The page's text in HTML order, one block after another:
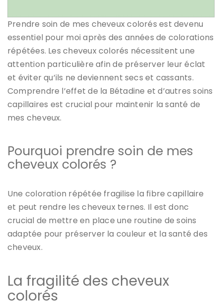
Prendre soin de mes cheveux colorés est devenu
essentiel pour moi après des années de colorations
répétées. Les cheveux colorés nécessitent une
attention particulière afin de préserver leur éclat
et éviter qu’ils ne deviennent secs et cassants.
Comprendre l’effet de la Bétadine et d’autres soins
capillaires est crucial pour maintenir la santé de
mes cheveux.
Pourquoi prendre soin de mes
cheveux colorés ?
Une coloration répétée fragilise la fibre capillaire
et peut rendre les cheveux ternes. Il est donc
crucial de mettre en place une routine de soins
adaptée pour préserver la couleur et lasanté des
cheveux.
La fragilité des cheveux
colorés